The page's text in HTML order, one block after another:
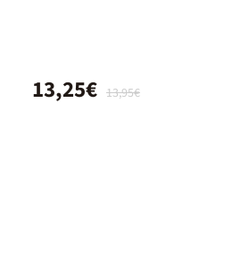
13,95€
13,25€